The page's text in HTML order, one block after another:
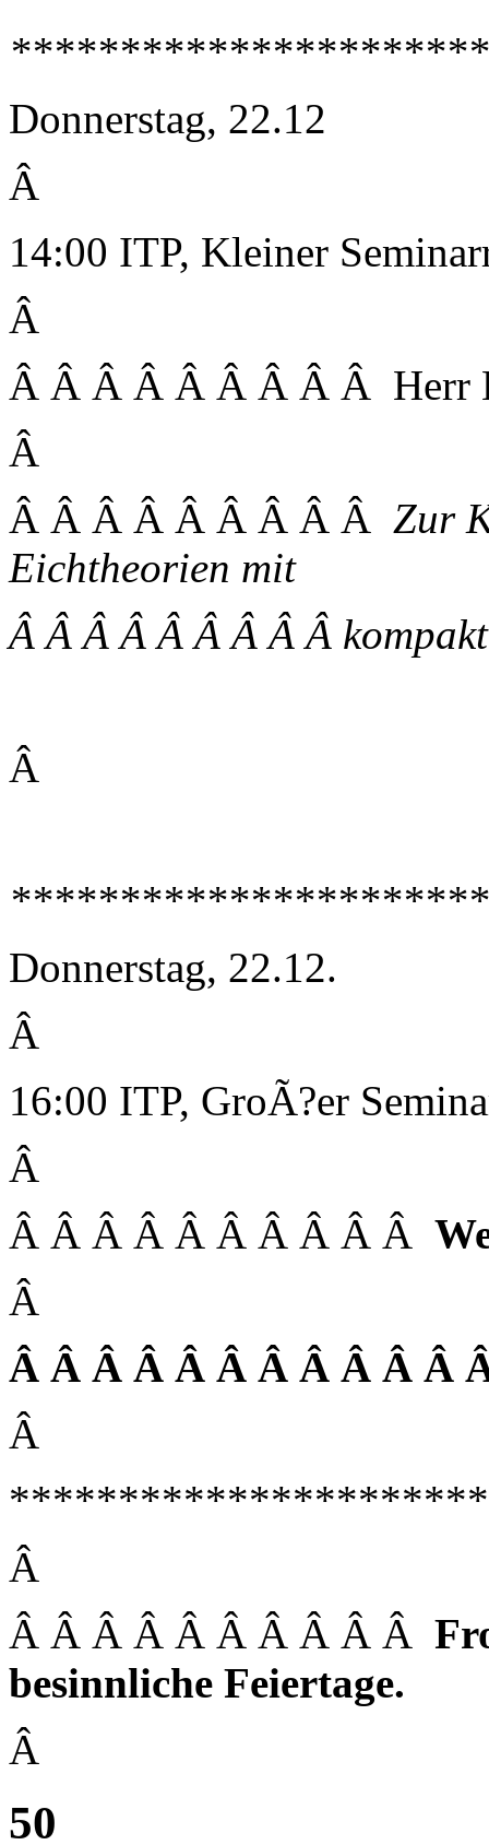
Donnerstag, 22.12
Â
14:00 ITP, Kleiner
Â
Â Â Â Â Â Â Â Â Â Herr
Â
Â Â Â Â Â Â Â Â Â Zur
Eichtheorien mit
Â Â Â Â Â Â Â Â Â
Â
Donnerstag, 22.12.
Â
16:00 ITP, GroÃ?er
Â
Â Â Â Â Â Â Â Â Â Â
Â
Â Â Â Â Â Â Â Â Â Â Â
Â
Â
Â Â Â Â Â Â Â Â Â Â
besinnliche Feiertage.
Â
50